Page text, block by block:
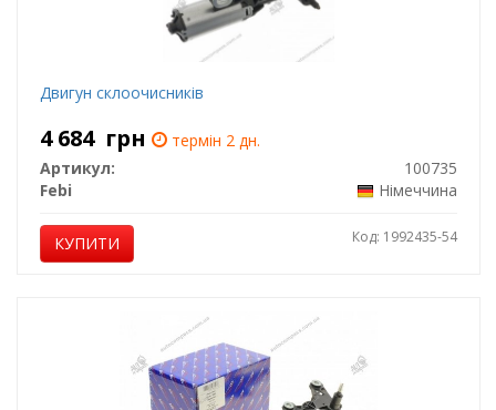
Двигун склоочисників
4 684 грн
термін 2 дн.
Артикул:
100735
Febi
Німеччина
КУПИТИ Код: 1992435-54